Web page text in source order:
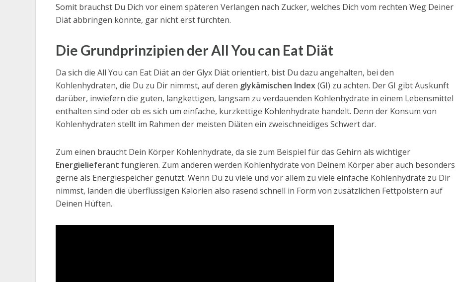
Somit brauchst Du Dich vor einem späteren Verlangen nach Zucker, welches Dich vom rechten Weg Deiner
Diät abbringen könnte, gar nicht erst fürchten.
Die Grundprinzipien der All You can Eat Diät
Da sich die All You can Eat Diät an der Glyx Diät orientiert, bist Du dazu angehalten, bei den
Kohlenhydraten, die Du zu Dir nimmst, auf deren glykämischen Index(GI) zu achten. Der GI gibt Auskunft
darüber, inwiefern die guten, langkettigen, langsam zu verdauenden Kohlenhydrate in einem Lebensmittel
enthalten sind oder ob es sich um einfache, kurzkettige Kohlenhydrate handelt. Denn der Konsum von
Kohlenhydraten stellt im Rahmen der meisten Diäten ein zweischneidiges Schwert dar.
Zum einen braucht Dein Körper Kohlenhydrate, da sie zum Beispiel für das Gehirn als wichtiger
Energielieferant fungieren. Zum anderen werden Kohlenhydrate von Deinem Körper aber auch besonders
gerne als Energiespeicher genutzt. Wenn Du zu viele und vor allem zu viele einfache Kohlenhydrate zu Dir
nimmst, landen die überflüssigen Kalorien also rasend schnell in Form von zusätzlichen Fettpolstern auf
Deinen Hüften.